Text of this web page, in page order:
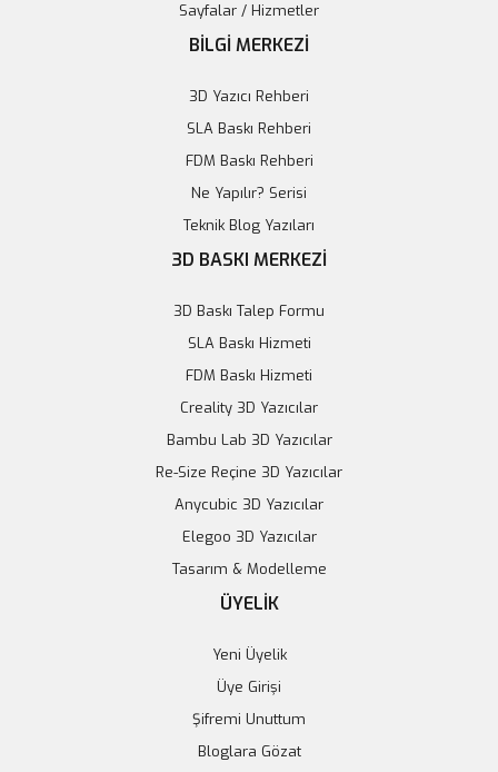
ABO-20 Bariyer Sensör - UP3330IR
3 Eksen İvme Ölçer ve Manyetometre Sensör GY-511
Sepete Ekle
Sayfalar / Hizmetler
BİLGİ MERKEZİ
3D Yazıcı Rehberi
SLA Baskı Rehberi
FDM Baskı Rehberi
Ne Yapılır? Serisi
Teknik Blog Yazıları
3D BASKI MERKEZİ
3D Baskı Talep Formu
SLA Baskı Hizmeti
FDM Baskı Hizmeti
Creality 3D Yazıcılar
Bambu Lab 3D Yazıcılar
Re-Size Reçine 3D Yazıcılar
Anycubic 3D Yazıcılar
Elegoo 3D Yazıcılar
Tasarım & Modelleme
ÜYELİK
Yeni Üyelik
Üye Girişi
Şifremi Unuttum
Bloglara Gözat